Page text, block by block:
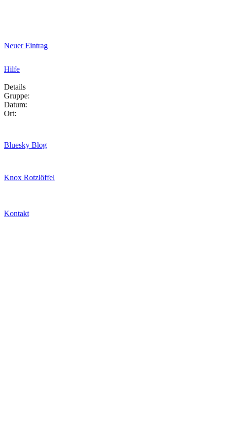
Neuer Eintrag
Hilfe
Details
Gruppe:
Datum:
Ort:
Bluesky Blog
Knox Rotzlöffel
Kontakt